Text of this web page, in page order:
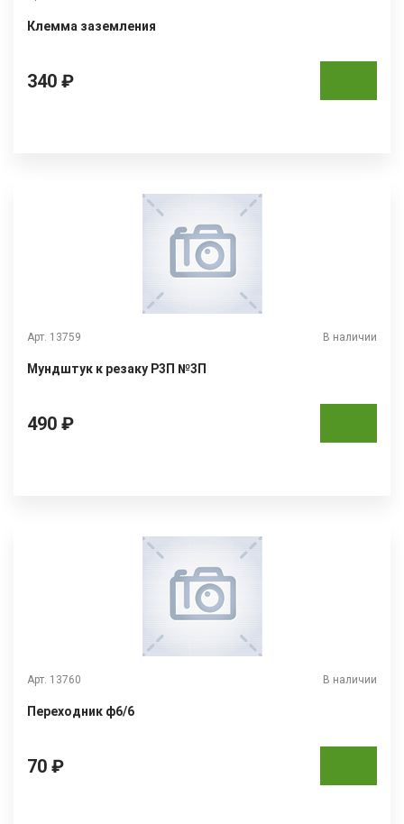
Клемма заземления
340 ₽
Арт. 13759 В наличии
Мундштук к резаку Р3П №3П
490 ₽
Арт. 13760 В наличии
Переходник ф6/6
70 ₽